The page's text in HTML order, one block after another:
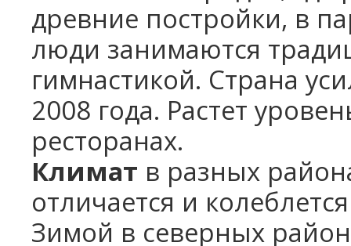
древние постройки, в
люди занимаются
гимнастикой. Страна
2008 года. Растет
ресторанах.
Климат в разных
отличается и
Зимой в северных